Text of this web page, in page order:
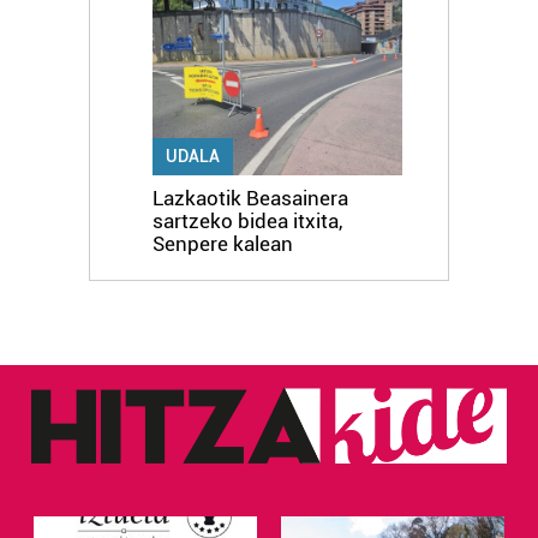
UDALA
Lazkaotik Beasainera
sartzeko bidea itxita,
Senpere kalean